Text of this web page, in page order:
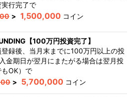
行完了で
> 1,500,000 コイン
【100万円投資完了】
登録後、当月末までに100万円以上の投
金期日が翌月にまたがる場合は翌月投
OK） で
> 5,700,000 コイン